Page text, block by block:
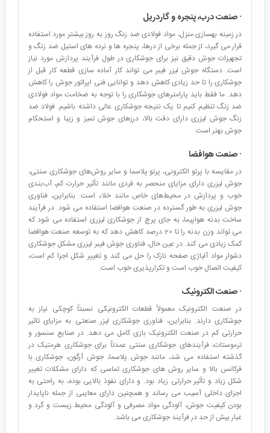
· صنعت درب، پنجره و گاردریل
در زمینه بهسازی منزل، مواد فولادی ضد زنگ روز به روز بیشتر مورد استفاده
قرار می گیرد، از جمله برخی از درها، پنجره ها و نرده های استیل ضد زنگ و
تجهیزات جوش دقیق نیز برای جوشکاری در طول فرآیند پردازش مورد نیاز
است. دستگاه جوش لیزر فیبر می تواند کار آماده سازی قطعه کار قبل از
جوشکاری را تا حد زیادی کاهش دهد و توانایی فنی اپراتور جوش را کاهش
دهد. ما فقط باید پارامترهای جوشکاری را با توجه به ضخامت مواد فولادی
ضد زنگ تنظیم کنیم تا یک نتیجه جوشکاری عالی داشته باشیم. فولاد ضد
زنگ جوش لیزری دارای دقت بالا، درزهای جوش تمیز و زیبا و استحکام
جوش بهتر است.
· صنعت هوافضا
در مقایسه با پرتو الکترونی، پرتو پلاسما و سایر روش‌های جوشکاری سنتی،
جوش لیزری دارای مزایای منحصر به فردی مانند تأثیر حرارت کم، آب‌بندی
خوب و پردازش در محیط‌های خاص مانند خلاء است. بنابراین، فناوری
جوش لیزری به طور گسترده در صنعت هوافضا استفاده می شود. در فرآیند
ساخت بدنه هواپیما، به جای پرچ از جوشکاری لیزری استفاده می شود که
می تواند وزن بدنه را تا 20 درصد کاهش دهد که به توسعه صنعت هوافضا
کمک زیادی می کند. در عین حال، فناوری جوش فیبر لیزری مشکل جوشکاری
دشوار مواد آلیاژی صفحه نازک را حل می کند و تغییر شکل اجزا کم است،
کیفیت اتصال خوب است و تکرارپذیری خوب است.
· صنعت الکترونیک
در صنعت الکترونیک معمولاً قطعات الکترونیکی نسبتاً کوچکی نیاز به
جوشکاری دارند. بنابراین، فناوری جوشکاری لیزر صنعتی به مزایای تاثیر
حرارتی کم در صنعت الکترونیک بازی کامل می دهد. در صنایع سنسور و
ترموستات، فرآیندهای جوشکاری سنتی عمدتاً برای جوشکاری هرمتیک در
گذشته استفاده می شد، مانند جوش پلاسما، جوش آرگون، جوشکاری با
فرکانس بالا و سایر روش های جوشکاری تماسی که دارای مشکلات تغییر
شکل زیاد و تأثیر حرارتی زیاد بود. و دارای نفوذ بالایی بوده، به راحتی به
اجزای داخلی آسیب می رساند و همچنین دارای معایبی از جمله ناپایدار
بودن کیفیت جوش، آلودگی مواد مصرفی و آلودگی محیط زیست و گرد و
غبار بیش از حد در فرآیند جوشکاری می باشد.